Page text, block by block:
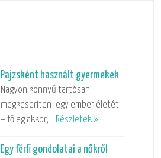
Pajzsként használt gyermekek
Nagyon könnyű tartósan
megkeseríteni egy ember életét
– főleg akkor, …Részletek »
Egy férfi gondolatai a nőkről